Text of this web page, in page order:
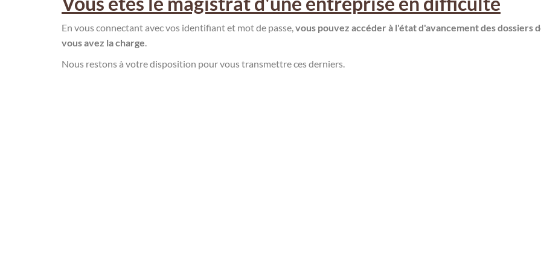
En vous connectant avec vos identifiant et mot de passe,vous pouvez accéder à l'état d'avancement des dossiers
vous avez la charge.
Nous restons à votre disposition pour vous transmettre ces derniers.